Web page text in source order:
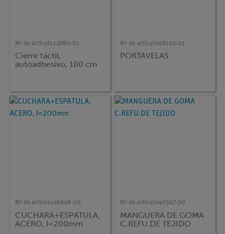
Nº de artículo12680-01
Cierre táctil,
autoadhesivo, 100 cm
Nº de artículo08102-01
PORTAVELAS
Nº de artículo46948-00
CUCHARA+ESPATULA,
ACERO, l=200mm
Nº de artículo40567-00
MANGUERA DE GOMA
C.REFU.DE TEJIDO